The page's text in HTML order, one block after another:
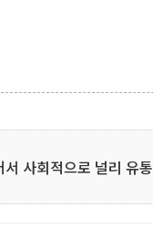
사회적으로 널리 유